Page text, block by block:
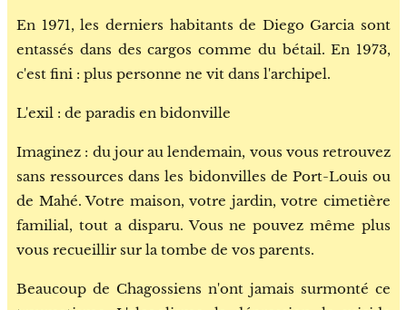
En 1971, les derniers habitants de Diego Garcia sont
entassés dans des cargos comme du bétail. En 1973,
c'est fini : plus personne ne vit dans l'archipel.
L'exil : de paradis en bidonville
Imaginez : du jour au lendemain, vous vous retrouvez
sans ressources dans les bidonvilles de Port-Louis ou
de Mahé. Votre maison, votre jardin, votre cimetière
familial, tout a disparu. Vous ne pouvez même plus
vous recueillir sur la tombe de vos parents.
Beaucoup de Chagossiens n'ont jamais surmonté ce